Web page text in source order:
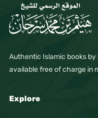
Authentic Islamic books
available free of charge in
Explore